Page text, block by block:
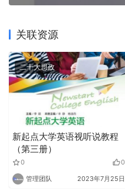
关联资源
二十大思政
新起点大学英语视听说教程
（第三册）
0 0
管理团队 2023年7月25日